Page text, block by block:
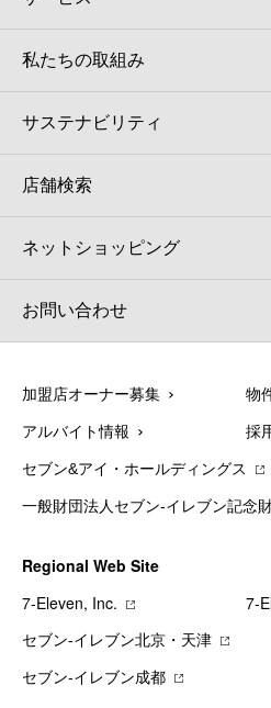
ソフトバンクギフト
私たちの取組み
サステナビリティ
店舗検索
ネットショッピング
お問い合わせ
加盟店オーナー募集 物
アルバイト情報 採
セブン&アイ・ホールディングス
一般財団法人セブン-イレブン記念
Regional Web Site
7‐Eleven, Inc.
セブン‐イレブン北京・天津
セブン‐イレブン成都